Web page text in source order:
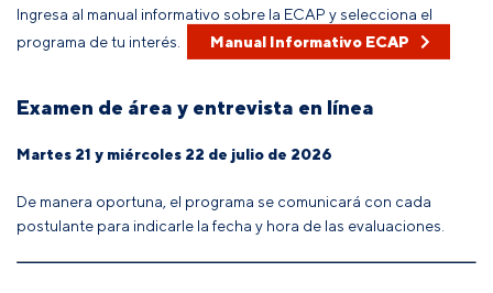
Ingresa al manual informativo sobre la ECAP y selecciona el
programa de tu interés.
Manual Informativo ECAP
Examen de área y entrevista en línea
Martes 21 y miércoles 22 de julio de 2026
De manera oportuna, el programa se comunicará con cada
postulante para indicarle la fecha y hora de las evaluaciones.